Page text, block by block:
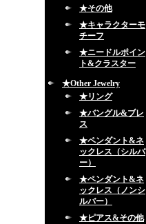
★その他
★キャラクターモ
チーフ
★ニードルポイン
ト&クラスター
★Other Jewelry
★リング
★バングル&ブレ
ス
★ペンダント&ネ
ックレス（シルバ
ー）
★ペンダント&ネ
ックレス（ノンシ
ルバー）
★ピアス&その他